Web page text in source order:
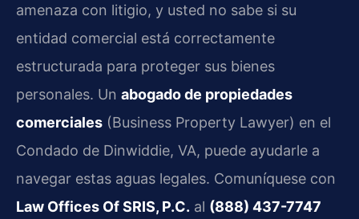
amenaza con litigio, y usted no sabe si su
entidad comercial está correctamente
estructurada para proteger sus bienes
personales. Un abogado de propiedades
comerciales (Business Property Lawyer) en el
Condado de Dinwiddie, VA, puede ayudarle a
navegar estas aguas legales. Comuníquese con
Law Offices Of SRIS, P.C. al (888) 437-7747